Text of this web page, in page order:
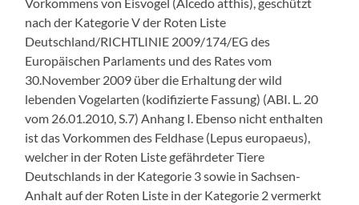
nach der Kategorie V der Roten Liste
Deutschland/RICHTLINIE 2009/174/EG des
Europäischen Parlaments und des Rates vom
30.November 2009 über die Erhaltung der wild
lebenden Vogelarten (kodifizierte Fassung) (ABI. L. 20
vom 26.01.2010, S.7) Anhang I. Ebenso nicht enthalten
ist das Vorkommen des Feldhase (Lepus europaeus),
welcher in der Roten Liste gefährdeter Tiere
Deutschlands in der Kategorie 3 sowie in Sachsen-
Anhalt auf der Roten Liste in der Kategorie 2 vermerkt